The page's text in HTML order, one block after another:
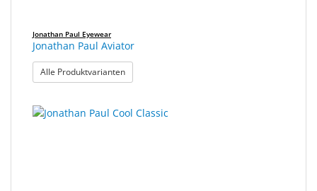
Jonathan Paul Eyewear
Jonathan Paul Aviator
Alle Produktvarianten: Jonathan Paul Aviator